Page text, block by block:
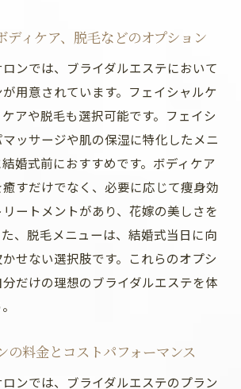
ディケア、脱毛などのオプション
ンでは、ブライダルエステにおいて
用意されています。フェイシャルケ
アや脱毛も選択可能です。フェイシ
ッサージや肌の保湿に特化したメニ
婚式前におすすめです。ボディケア
すだけでなく、必要に応じて痩身効
ートメントがあり、花嫁の美しさを
、脱毛メニューは、結婚式当日に向
せない選択肢です。これらのオプシ
だけの理想のブライダルエステを体
の料金とコストパフォーマンス
ンでは、ブライダルエステのプラン